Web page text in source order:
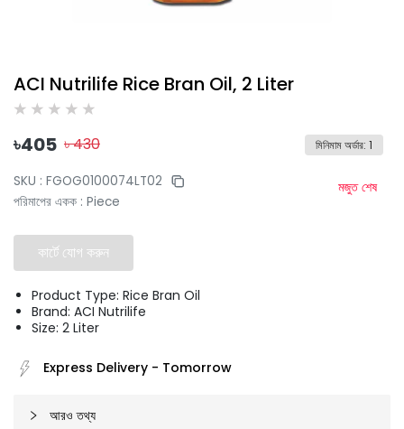
ACI Nutrilife Rice Bran Oil, 2 Liter
৳405 ৳430 মিনিমাম অর্ডার: 1
SKU : FGOG0100074LT02
পরিমাপের একক : Piece
মজুত শেষ
কার্টে যোগ করুন
Product Type: Rice Bran Oil
Brand: ACI Nutrilife
Size: 2 Liter
Express Delivery - Tomorrow
আরও তথ্য